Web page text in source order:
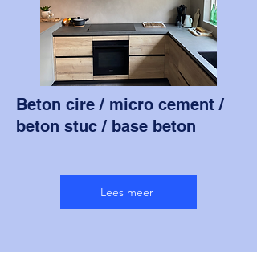
Beton cire / micro cement /
beton stuc / base beton
Lees meer